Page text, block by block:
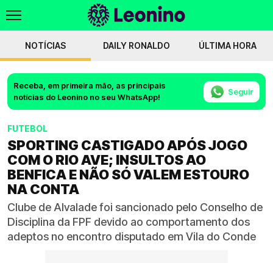
NOTÍCIAS DAILY RONALDO ÚLTIMA HORA
Receba, em primeira mão, as principais
notícias do Leonino no seu WhatsApp!
Seguir
FUTEBOL
SPORTING CASTIGADO APÓS JOGO
COM O RIO AVE; INSULTOS AO
BENFICA E NÃO SÓ VALEM ESTOURO
NA CONTA
Clube de Alvalade foi sancionado pelo Conselho de
Disciplina da FPF devido ao comportamento dos
adeptos no encontro disputado em Vila do Conde